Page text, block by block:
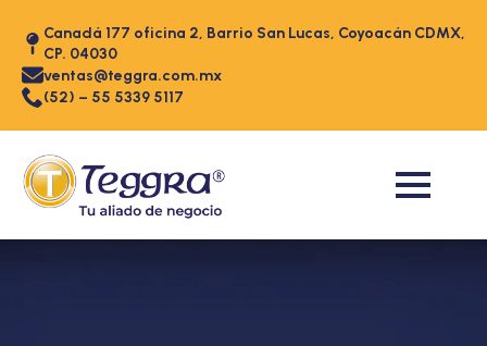
Canadá 177 oficina 2, Barrio San Lucas, Coyoacán CDMX,
CP. 04030
ventas@teggra.com.mx
(52) – 55 5339 5117